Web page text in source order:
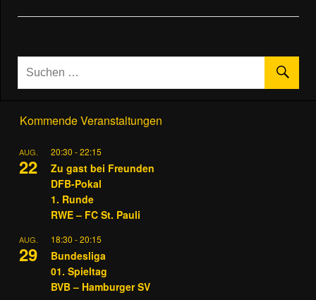
Kommende Veranstaltungen
AUG.
22
20:30 -22:15
Zu gast bei Freunden
DFB-Pokal
1. Runde
RWE – FC St. Pauli
AUG.
29
18:30 -20:15
Bundesliga
01. Spieltag
BVB – Hamburger SV